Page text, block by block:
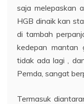
saja melepaskan
HGB dinaik kan
di tambah
kedepan mantan
tidak ada lagi ,
Pemda, sangat
Termasuk